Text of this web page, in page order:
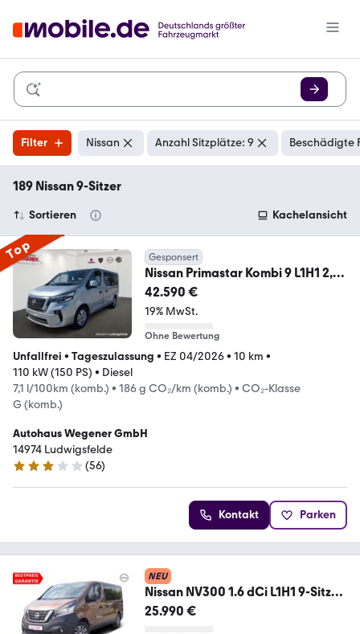
Filter Nissan Anzahl Sitzplätze: 9 Beschädigte
189 Nissan 9-Sitzer
Sortieren Kachelansicht
Top Gesponsert
Nissan Primastar Kombi 9 L1H1 2,8T
CarPlay*LED*CAM
42.590 €
19% MwSt.
Ohne Bewertung
Unfallfrei • Tageszulassung • EZ 04/2026• 10 km •
110 kW (150 PS) • Diesel
7,1 l/100km (komb.) • 186 g CO₂/km (komb.) • CO₂-Klasse
G (komb.)
Autohaus Wegener GmbH
14974 Ludwigsfelde
3 Sterne
(56)
Kontakt Parken
NEU
Nissan NV300 1.6 dCi L1H1 9-Sitzer
Allwetter Kamera AHK
25.990 €